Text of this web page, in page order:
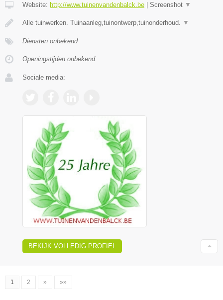
Website: http://www.tuinenvandenbalck.be Screenshot ▼
Alle tuinwerken. Tuinaanleg,tuinontwerp,tuinonderhoud. ▼
Diensten onbekend
Openingstijden onbekend
Sociale media:
BEKIJK VOLLEDIG PROFIEL
1 2 » »»